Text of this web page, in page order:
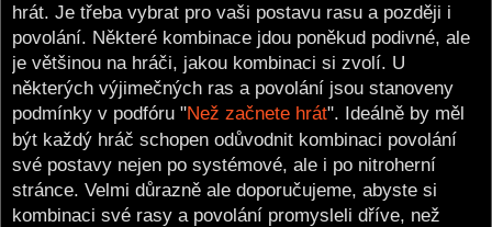
hrát. Je třeba vybrat pro vaši postavu rasu a později i
povolání. Některé kombinace jdou poněkud podivné, ale
je většinou na hráči, jakou kombinaci si zvolí. U
některých výjimečných ras a povolání jsou stanoveny
podmínky v podfóru "Než začnete hrát". Ideálně by měl
být každý hráč schopen odůvodnit kombinaci povolání
své postavy nejen po systémové, ale i po nitroherní
stránce. Velmi důrazně ale doporučujeme, abyste si
kombinaci své rasy a povolání promysleli dříve, než